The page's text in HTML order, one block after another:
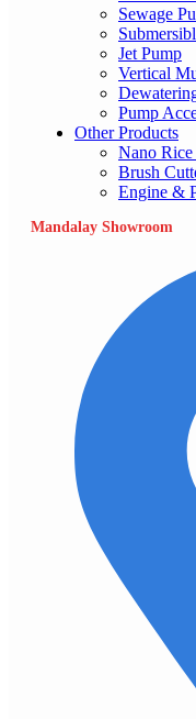
Sewage
Jet Pump
Vertical
Pump
Other Products
Nano
Brush
Engine &
Mandalay Showroom